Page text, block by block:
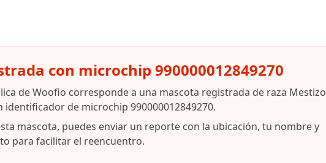
con microchip 990000012849270
de Woofio corresponde a una mascota registrada de raza Mestizo
identificador de microchip 990000012849270.
mascota, puedes enviar un reporte con la ubicación, tu nombre y
para facilitar el reencuentro.